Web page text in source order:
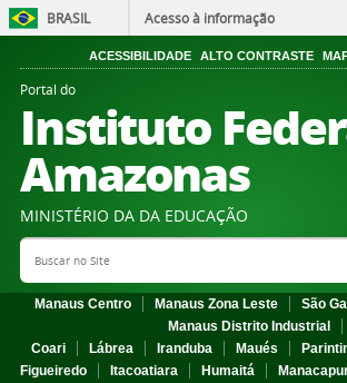
BRASIL Acesso à informação
ACESSIBILIDADE ALTO CONTRASTE
Portal do
Instituto
Amazonas
MINISTÉRIO DA DA EDUCAÇÃO
Search Site
Manaus Centro Manaus Zona Leste
São
Manaus Distrito Industrial
Coari
Lábrea Iranduba Maués
Figueiredo
Itacoatiara Humaitá